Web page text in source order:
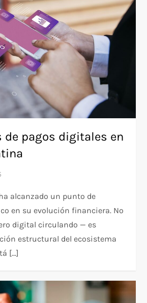
de pagos digitales en
alcanzado un punto de
en su evolución financiera. No
digital circulando — es
estructural del ecosistema
[…]